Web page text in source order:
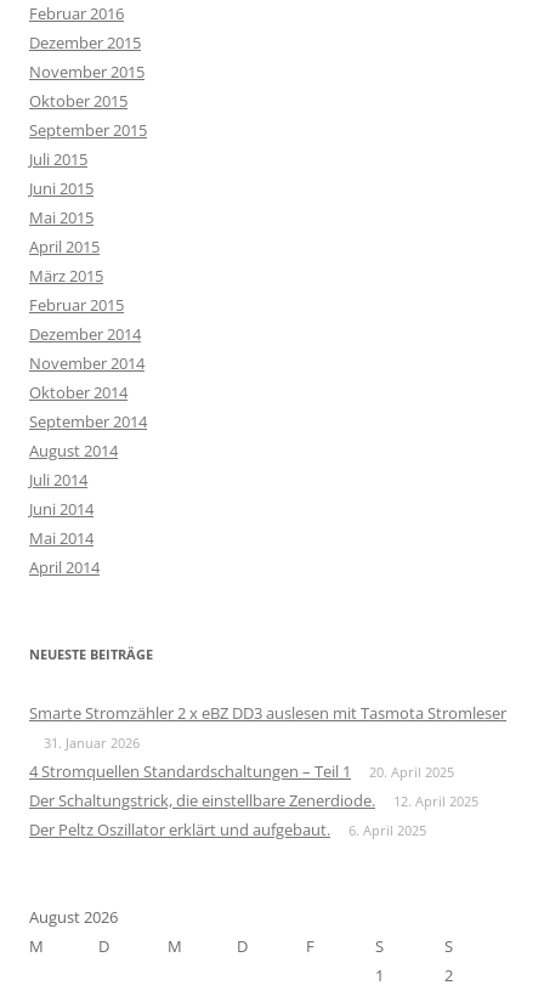
Februar 2016
Dezember 2015
November 2015
Oktober 2015
September 2015
Juli 2015
Juni 2015
Mai 2015
April 2015
März 2015
Februar 2015
Dezember 2014
November 2014
Oktober 2014
September 2014
August 2014
Juli 2014
Juni 2014
Mai 2014
April 2014
NEUESTE BEITRÄGE
Smarte Stromzähler 2 x eBZ DD3 auslesen mit Tasmota Stromleser
31. Januar 2026
4 Stromquellen Standardschaltungen – Teil 1 20. April 2025
Der Schaltungstrick, die einstellbare Zenerdiode. 12. April 2025
Der Peltz Oszillator erklärt und aufgebaut. 6. April 2025
August 2026
M
D M D F S
S
1
2